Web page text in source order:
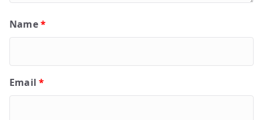
Name*
Email*